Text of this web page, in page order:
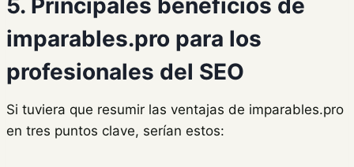
5. Principales beneficios de
imparables.pro para los
profesionales del SEO
Si tuviera que resumir las ventajas de imparables.pro
en tres puntos clave, serían estos: